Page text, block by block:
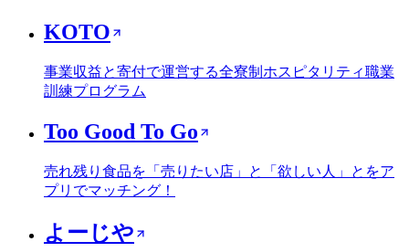
KOTO
事業収益と寄付で運営する全寮制ホスピタリティ職業
訓練プログラム
Too Good To Go
売れ残り食品を「売りたい店」と「欲しい人」とをア
プリでマッチング！
よーじや